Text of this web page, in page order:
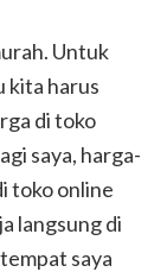
Untuk
kita harus
di toko
saya, harga-
toko online
langsung di
saya